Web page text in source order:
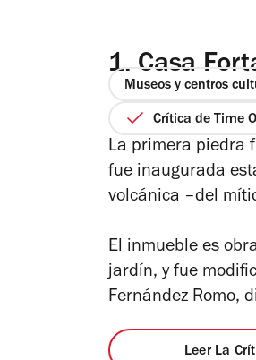
1. Casa
Museos y centros
Crítica de Time
La primera piedra
fue inaugurada
volcánica –del
El inmueble es
jardín, y fue
Fernández Romo,
Leer La